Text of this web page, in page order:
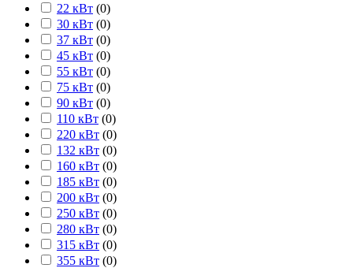
22 кВт (0)
30 кВт (0)
37 кВт (0)
45 кВт (0)
55 кВт (0)
75 кВт (0)
90 кВт (0)
110 кВт (0)
220 кВт (0)
132 кВт (0)
160 кВт (0)
185 кВт (0)
200 кВт (0)
250 кВт (0)
280 кВт (0)
315 кВт (0)
355 кВт (0)